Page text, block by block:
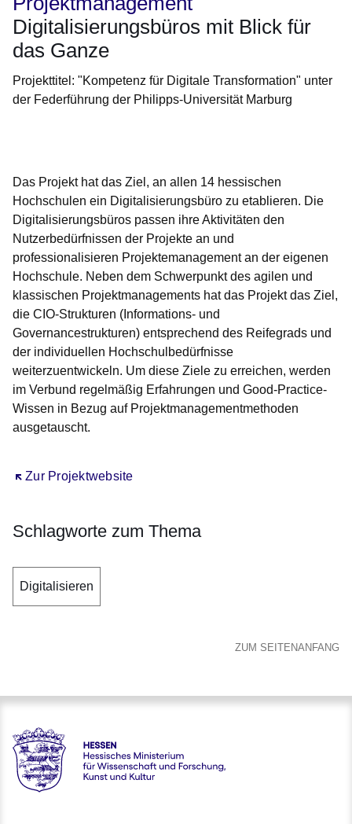
Digitalisierungsbüros mit Blick für
das Ganze
Projekttitel: "Kompetenz für Digitale Transformation" unter
der Federführung der Philipps-Universität Marburg
Das Projekt hat das Ziel, an allen 14 hessischen
Hochschulen ein Digitalisierungsbüro zu etablieren. Die
Digitalisierungsbüros passen ihre Aktivitäten den
Nutzerbedürfnissen der Projekte an und
professionalisieren Projektemanagement an der eigenen
Hochschule. Neben dem Schwerpunkt des agilen und
klassischen Projektmanagements hat das Projekt das Ziel,
die CIO-Strukturen (Informations- und
Governancestrukturen) entsprechend des Reifegrads und
der individuellen Hochschulbedürfnisse
weiterzuentwickeln. Um diese Ziele zu erreichen, werden
im Verbund regelmäßig Erfahrungen und Good-Practice-
Wissen in Bezug auf Projektmanagementmethoden
ausgetauscht.
Zur Projektwebsite
Öffnet sich in einem neuen Fenster
Schlagworte zum Thema
Digitalisieren
ZUM SEITENANFANG
Hessen - Hessisches Ministerium für Wissenschaft und